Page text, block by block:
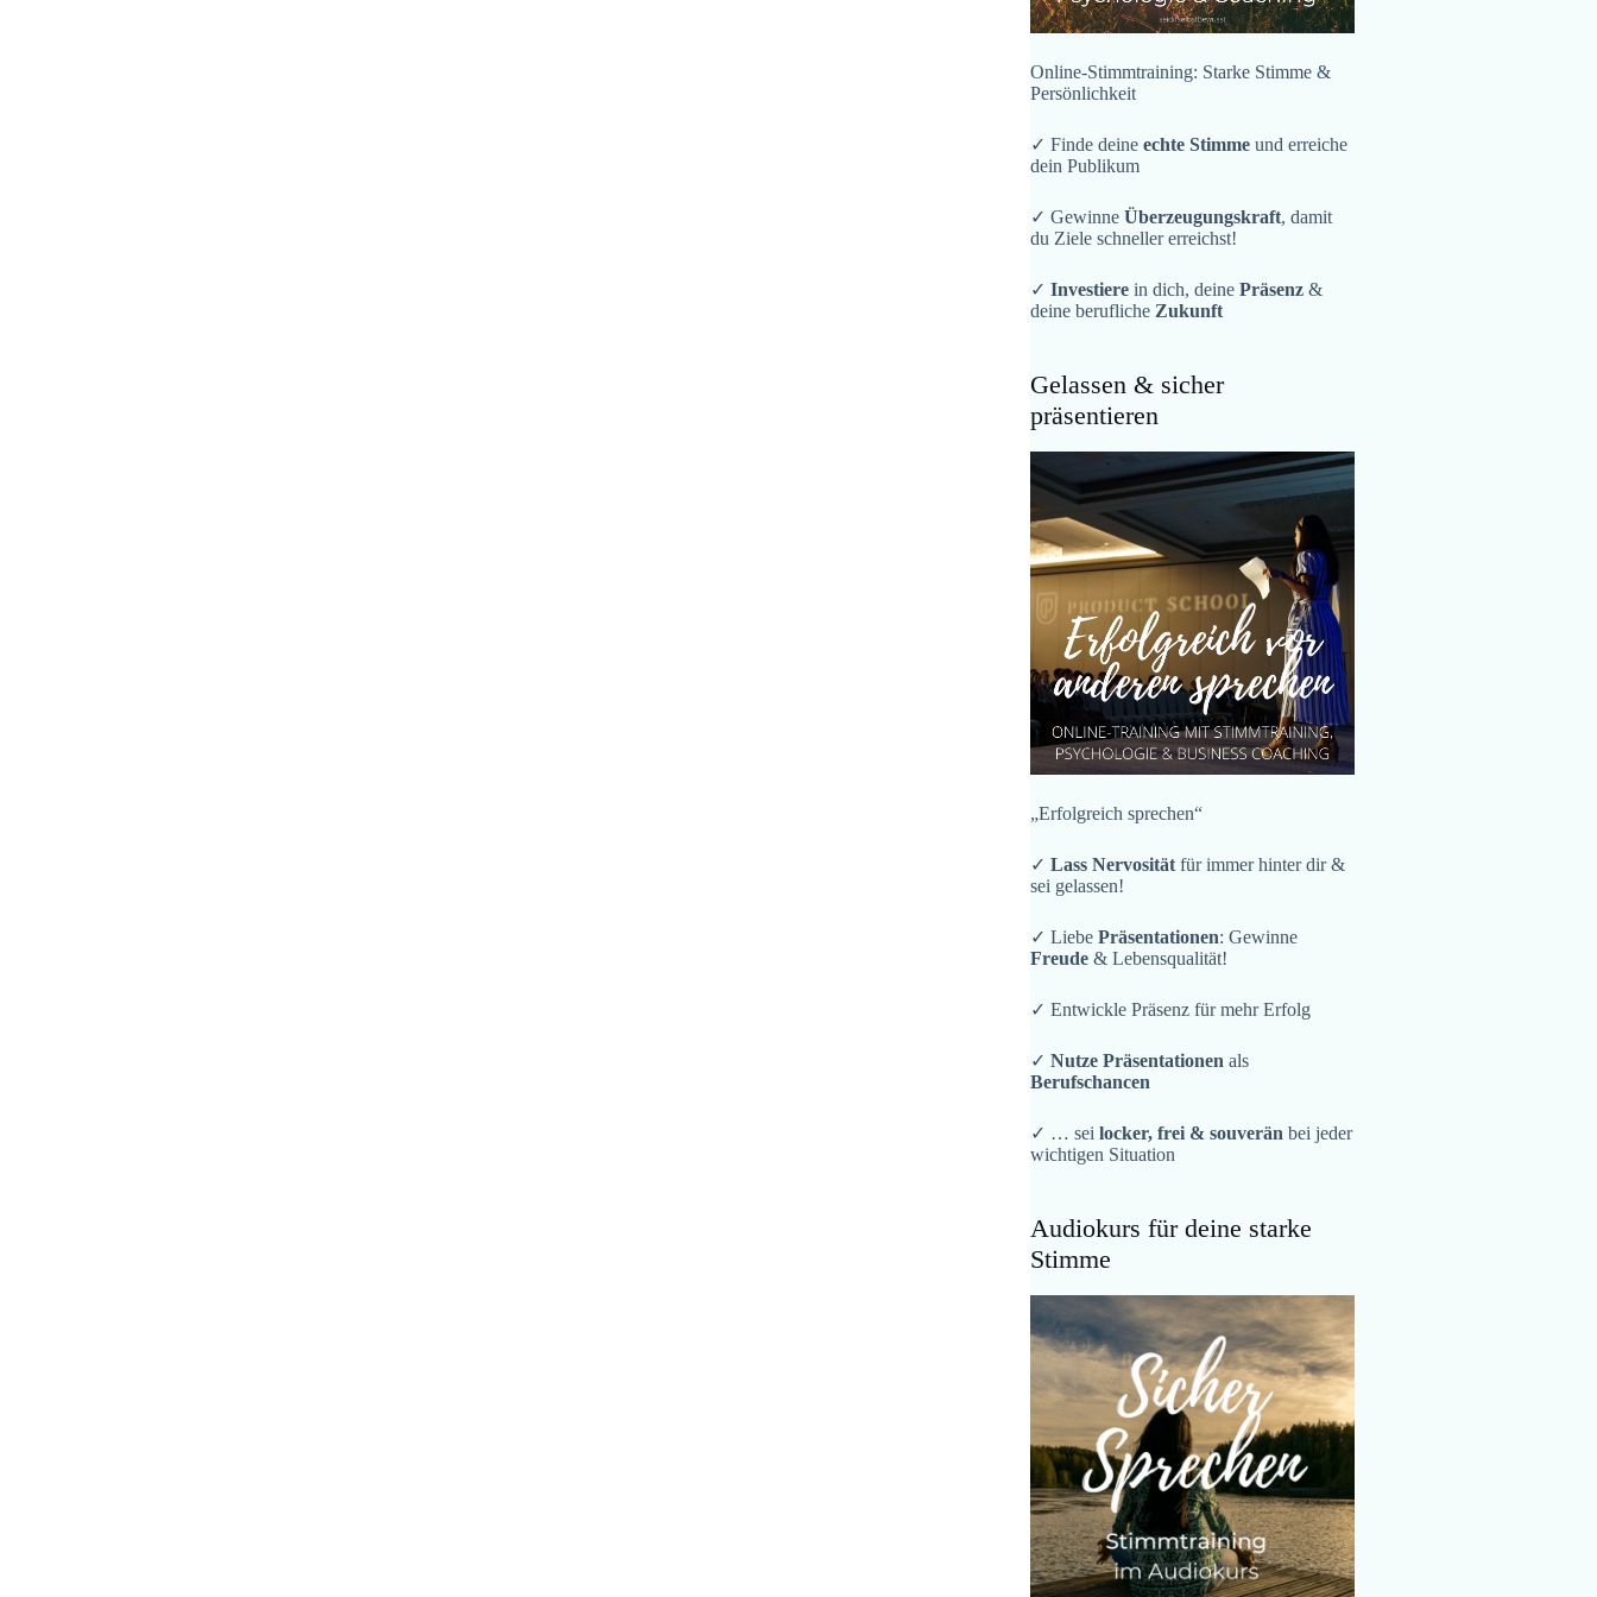
Online-Stimmtraining: Starke Stimme &
Persönlichkeit
✓ Finde deineechte Stimme und erreiche
dein Publikum
✓ GewinneÜberzeugungskraft, damit
du Ziele schneller erreichst!
✓Investiere in dich, deinePräsenz &
deine berufliche Zukunft
Gelassen & sicher
präsentieren
„Erfolgreich sprechen“
✓Lass Nervosität für immer hinter dir &
sei gelassen!
✓ LiebePräsentationen: Gewinne
Freude & Lebensqualität!
✓ Entwickle Präsenz für mehr Erfolg
✓Nutze Präsentationenals
Berufschancen
✓ … seilocker, frei & souverän bei jeder
wichtigen Situation
Audiokurs für deine starke
Stimme